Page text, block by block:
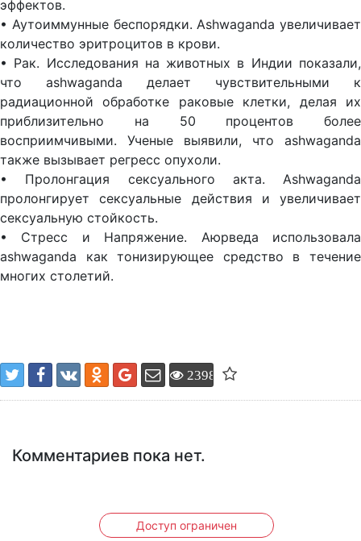
эффектов.
• Аутоиммунные беспорядки. Ashwaganda увеличивает
количество эритроцитов в крови.
• Рак. Исследования на животных в Индии показали,
что ashwaganda делает чувствительными к
радиационной обработке раковые клетки, делая их
приблизительно на 50 процентов более
восприимчивыми. Ученые выявили, что ashwaganda
также вызывает регресс опухоли.
• Пролонгация сексуального акта. Ashwaganda
пролонгирует сексуальные действия и увеличивает
сексуальную стойкость.
• Стресс и Напряжение. Аюрведа использовала
ashwaganda как тонизирующее средство в течение
многих столетий.
2398
Комментариев пока нет.
Доступ ограничен